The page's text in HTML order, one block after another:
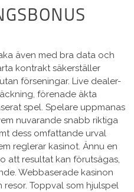
även med bra data och
kontrakt säkerställer
förseningar. Live dealer-
förenade äkta
spel. Spelare uppmanas
nuvarande snabb riktiga
dess omfattande urval
reglerar kasinot. Ännu en
att resultat kan förutsägas,
Webbaserade kasinon
Toppval som hjulspel